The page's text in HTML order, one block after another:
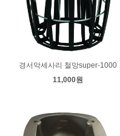
경서악세사리 철망super-1000
11,000원